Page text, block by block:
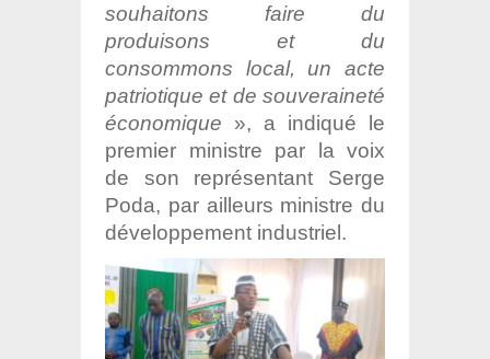
souhaitons faire du
produisons et du
consommons local, un acte
patriotique et de souveraineté
économique », a indiqué le
premier ministre par la voix
de son représentant Serge
Poda, par ailleurs ministre du
développement industriel.